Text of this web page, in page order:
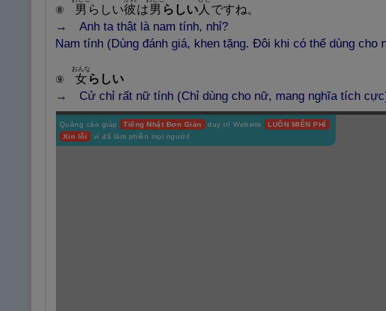
⑧ 男 らしい彼
Nghĩa: Bên kia, kẻ khác, đối
は男 らしい人 ですね。
→ Anh ta thật là nam tính, nhỉ?
Nam tính (Dùng đánh giá, khen tặng. Đôi khi có thể dùng
⑨ 女
おんな
らしい
→ Cử chỉ rất nữ tính (Chỉ dùng cho nữ, mang nghĩa tích
Quảng cáo giúp Tiếng Nhật Đơn Giản duy trì Website
LUÔN MIỄN PHÍ
Xin lỗi
vì đã làm phiền mọi người!